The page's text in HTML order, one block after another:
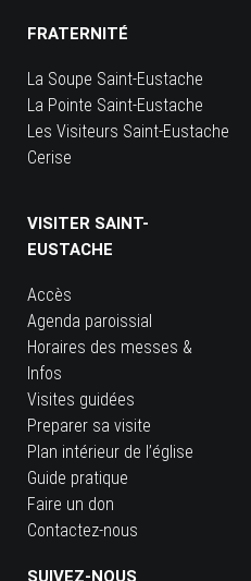
FRATERNITÉ
La Soupe Saint-Eustache
La Pointe Saint-Eustache
Les Visiteurs Saint-Eustache
Cerise
VISITER SAINT-
EUSTACHE
Accès
Agenda paroissial
Horaires des messes &
Infos
Visites guidées
Preparer sa visite
Plan intérieur de l’église
Guide pratique
Faire un don
Contactez-nous
SUIVEZ-NOUS